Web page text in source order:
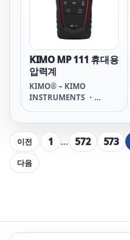
KIMO MP 111 휴대용
압력계
KIMO® – KIMO
INSTRUMENTS ・
이전 1 … 572 573
다음